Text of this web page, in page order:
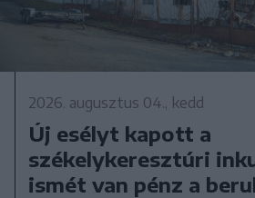
2026. augusztus 04., kedd
Új esélyt kapott a
székelykeresztúri
ismét van pénz a